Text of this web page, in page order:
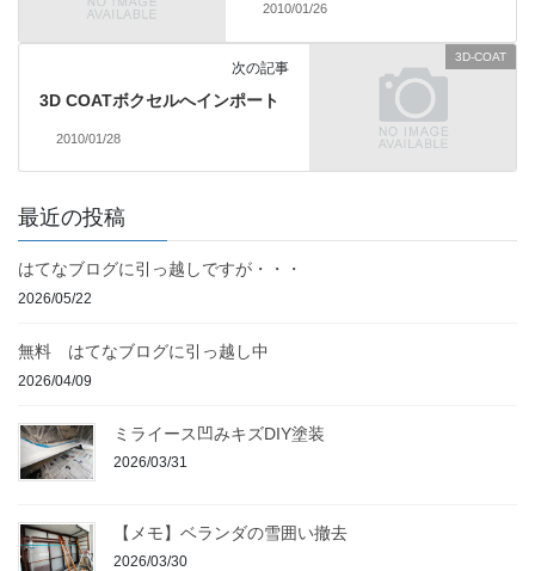
2010/01/26
3D-COAT
次の記事
3D COATボクセルへインポート
2010/01/28
最近の投稿
はてなブログに引っ越しですが・・・
2026/05/22
無料 はてなブログに引っ越し中
2026/04/09
ミライース凹みキズDIY塗装
2026/03/31
【メモ】ベランダの雪囲い撤去
2026/03/30